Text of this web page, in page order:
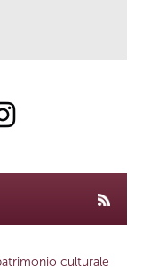
culturale